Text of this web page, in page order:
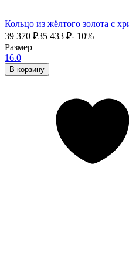
Кольцо из жёлтого золота с
39 370 ₽35 433 ₽- 10%
Размер
16.0
В корзину